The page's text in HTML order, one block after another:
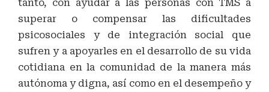
tanto, con ayudar a las personas con TMS a
superar o compensar las dificultades
psicosociales y de integración social que
sufren y a apoyarles en el desarrollo de su vida
cotidiana en la comunidad de la manera más
autónoma y digna, así como en el desempeño y